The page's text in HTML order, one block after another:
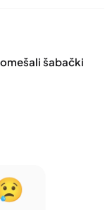
šabački